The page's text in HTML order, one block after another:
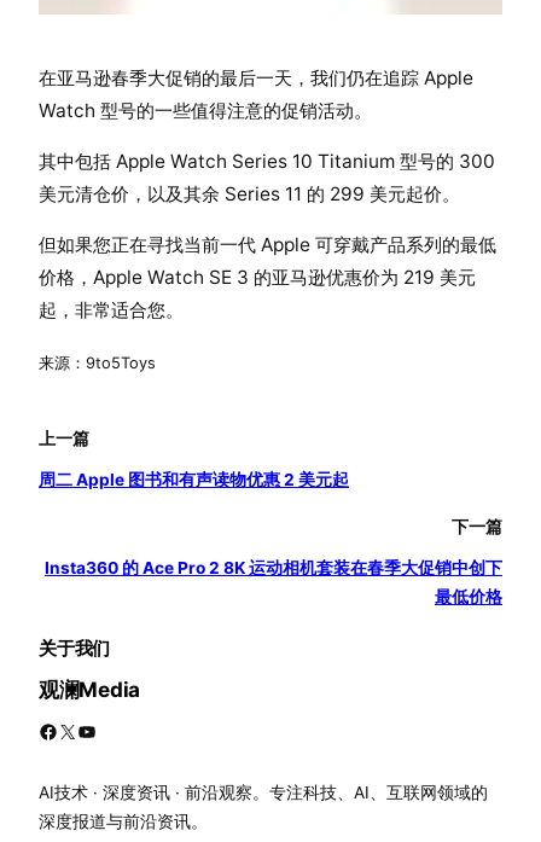
在亚马逊春季大促销的最后一天，我们仍在追踪 Apple
Watch 型号的一些值得注意的促销活动。
其中包括 Apple Watch Series 10 Titanium 型号的 300
美元清仓价，以及其余 Series 11 的 299 美元起价。
但如果您正在寻找当前一代 Apple 可穿戴产品系列的最低
价格，Apple Watch SE 3 的亚马逊优惠价为 219 美元
起，非常适合您。
来源：9to5Toys
上一篇
周二 Apple 图书和有声读物优惠 2 美元起
下一篇
Insta360 的 Ace Pro 2 8K 运动相机套装在春季大促销中创下
最低价格
关于我们
观澜Media
Facebook X YouTube
AI技术 · 深度资讯 · 前沿观察。专注科技、AI、互联网领域的
深度报道与前沿资讯。